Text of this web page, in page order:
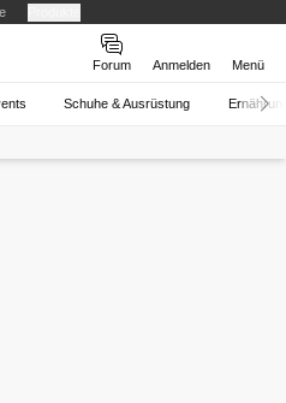
Forum Anmelden Menü
Schuhe & Ausrüstung